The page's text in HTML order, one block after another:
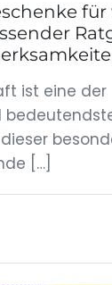
ist eine der
[…]